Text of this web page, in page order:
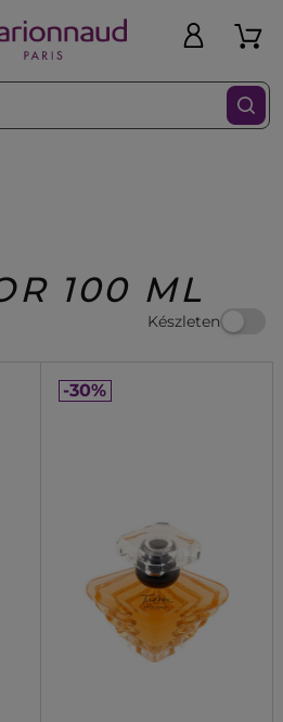
Beauty100 ML
Készleten
Szűrő
-30%